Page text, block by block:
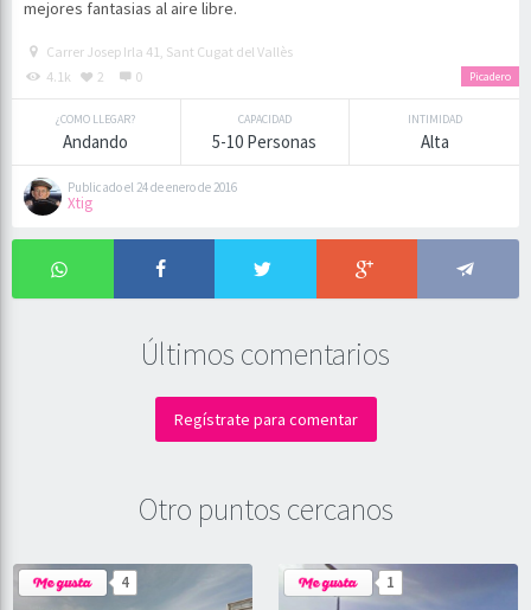
mejores fantasias al aire libre.
Picadero
Carrer Josep Irla 41, Sant Cugat del Vallès
4.1k
2 0
¿COMO LLEGAR?
Andando
CAPACIDAD
5-10 Personas
INTIMIDAD
Alta
Publicado el 24 de enero de 2016
Xtig
Últimos comentarios
Regístrate para comentar
Otro puntos cercanos
4 1